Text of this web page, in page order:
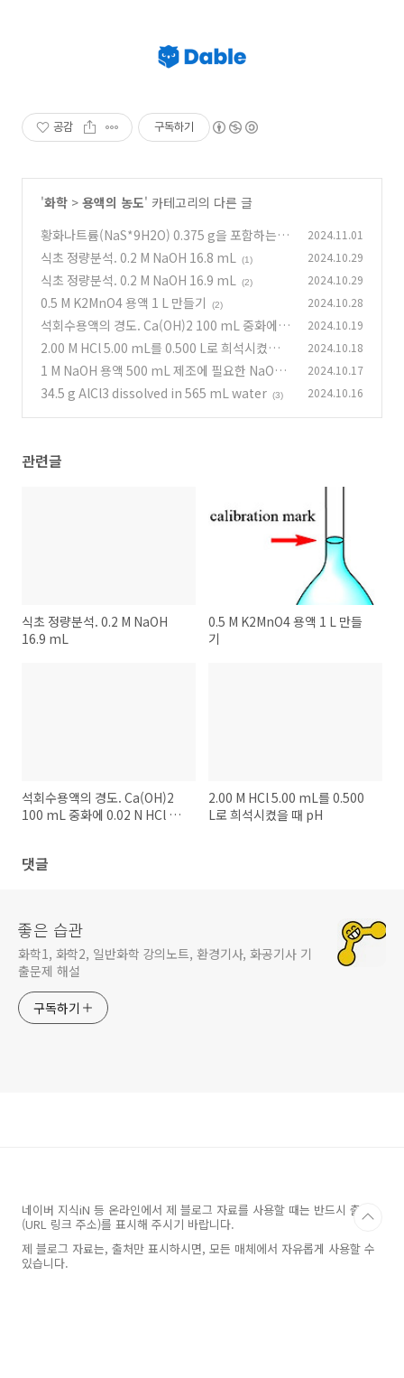
공감 구독하기
'화학 > 용액의 농도' 카테고리의 다른 글
황화나트륨(NaS*9H2O) 0.375 g을 포함하는 1
000 mL 용액
(0)
2024.11.01
식초 정량분석. 0.2 M NaOH 16.8 mL (1) 2024.10.29
식초 정량분석. 0.2 M NaOH 16.9 mL (2) 2024.10.29
0.5 M K2MnO4 용액 1 L 만들기 (2) 2024.10.28
석회수용액의 경도. Ca(OH)2 100 mL 중화에 0.
02 N HCl 32 mL 소요
(0)
2024.10.19
2.00 M HCl 5.00 mL를 0.500 L로 희석시켰을
때 pH
(0)
2024.10.18
1 M NaOH 용액 500 mL 제조에 필요한 NaOH
의 질량(g)
(1)
2024.10.17
34.5 g AlCl3 dissolved in 565 mL water (3) 2024.10.16
관련글
식초 정량분석. 0.2 M NaOH
16.9 mL
0.5 M K2MnO4 용액 1 L 만들
기
석회수용액의 경도. Ca(OH)2
100 mL 중화에 0.02 N HCl 32
2.00 M HCl 5.00 mL를 0.500
L로 희석시켰을 때 pH
댓글
좋은 습관
화학1, 화학2, 일반화학 강의노트, 환경기사, 화공기사 기
출문제 해설
구독하기
네이버 지식iN 등 온라인에서 제 블로그 자료를 사용할 때는 반드시 출처
(URL 링크 주소)를 표시해 주시기 바랍니다.
제 블로그 자료는, 출처만 표시하시면, 모든 매체에서 자유롭게 사용할 수
있습니다.